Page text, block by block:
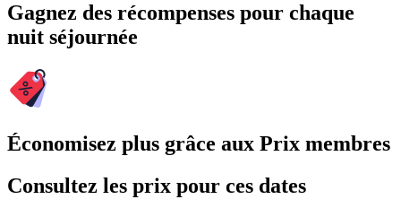
Gagnez des récompenses pour chaque
nuit séjournée
Économisez plus grâce aux Prix membres
Consultez les prix pour ces dates